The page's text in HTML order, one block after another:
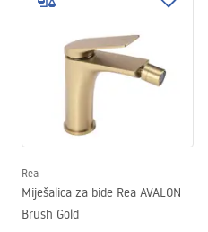
Rea
Miješalica za bide Rea AVALON
Brush Gold